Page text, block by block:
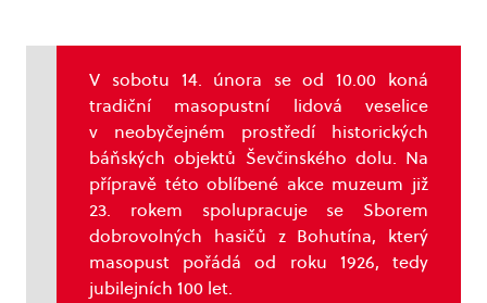
V sobotu 14. února se od 10.00 koná
tradiční masopustní lidová veselice
v neobyčejném prostředí historických
báňských objektů Ševčinského dolu. Na
přípravě této oblíbené akce muzeum již
23. rokem spolupracuje se Sborem
dobrovolných hasičů z Bohutína, který
masopust pořádá od roku 1926, tedy
jubilejních 100 let.